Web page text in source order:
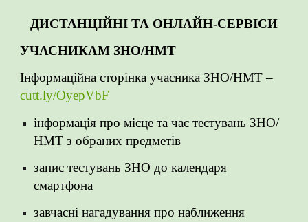
ДИСТАНЦІЙНІ ТА ОНЛАЙН-СЕРВІСИ
УЧАСНИКАМ ЗНО/НМТ
Інформаційна сторінка учасника ЗНО/НМТ –
cutt.ly/OyepVbF
інформація про місце та час тестувань ЗНО/
НМТ з обраних предметів
запис тестувань ЗНО до календаря
смартфона
завчасні нагадування про наближення